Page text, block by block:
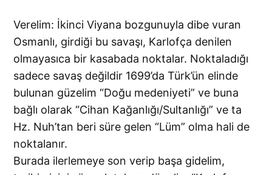
Verelim: İkinci Viyana bozgunuyla dibe vuran
Osmanlı, girdiği bu savaşı, Karlofça denilen
olmayasıca bir kasabada noktalar. Noktaladığı
sadece savaş değildir 1699’da Türk’ün elinde
bulunan güzelim “Doğu medeniyeti” ve buna
bağlı olarak “Cihan Kağanlığı/Sultanlığı” ve ta
Hz. Nuh’tan beri süre gelen “Lüm” olma hali de
noktalanır.
Burada ilerlemeye son verip başa gidelim,